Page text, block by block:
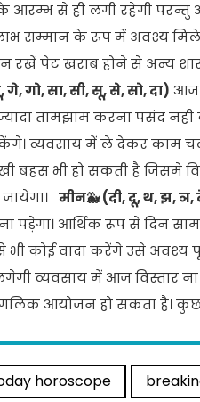
आरम्भ से ही लगी रहेगी
सम्मान के रूप में अवश्य
पेट खराब होने से अन्य
गो, सा, सी, सू, से, सो, दा) आज
तामझाम करना पसंद नही
व्यवसाय में ले देकर काम
बहस भी हो सकती है जिसमे
मीन🐳 (दी, दू, थ, झ, ञ,
पड़ेगा। आर्थिक रूप से दिन
कोई वादा करेंगे उसे अवश्य
व्यवसाय में आज विस्तार
आयोजन हो सकता है। कुछ
horoscope